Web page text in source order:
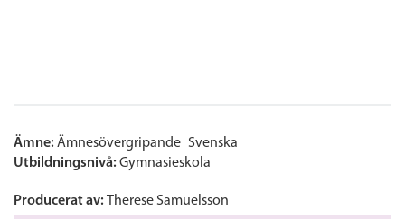
Ämne: Ämnesövergripande Svenska
Utbildningsnivå: Gymnasieskola
Producerat av: Therese Samuelsson